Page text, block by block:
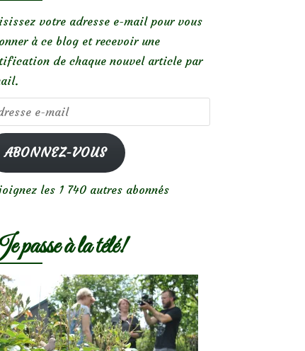
votre adresse e-mail pour vous
à ce blog et recevoir une
de chaque nouvel article par
ABONNEZ-VOUS
les 1 740 autres abonnés
passe à la télé!